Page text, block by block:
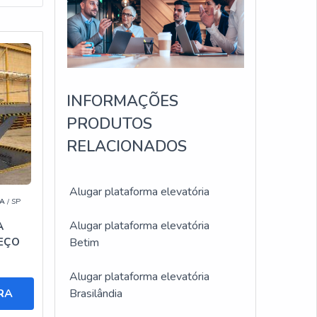
/ SP
INFORMAÇÕES
PRODUTOS
RELACIONADOS
Alugar plataforma elevatória
Alugar plataforma elevatória
Betim
Alugar plataforma elevatória
Brasilândia